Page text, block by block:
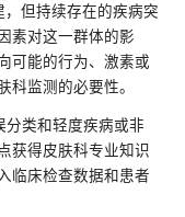
但持续存在的疾病突
素对这一群体的影
可能的行为、激素或
监测的必要性。
类和轻度疾病或非
获得皮肤科专业知识
临床检查数据和患者